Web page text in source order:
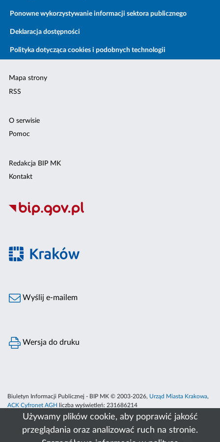
Używamy plików cookie, aby poprawić jakość
przeglądania oraz analizować ruch na stronie.
Ponowne wykorzystywanie informacji sektora publicznego
Deklaracja dostępności
Polityka dotycząca cookies i podobnych technologii
Mapa strony
RSS
O serwisie
Pomoc
Redakcja BIP MK
Kontakt
Wyślij e-mailem
Wersja do druku
Biuletyn Informacji Publicznej - BIP MK © 2003-2026, Urząd Miasta Krakowa,
ACK Cyfronet AGH
liczba wyświetleń: 231686214